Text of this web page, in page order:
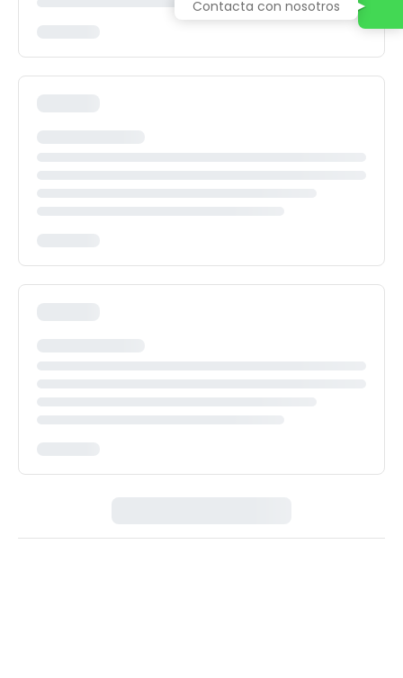
Contacta con nosotros